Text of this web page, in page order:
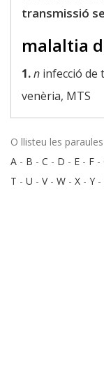
transmissió
malaltia
1.n infecció de
venèria, MTS
O llisteu les
A - B - C - D - E - F -
T - U - V- W - X - Y -